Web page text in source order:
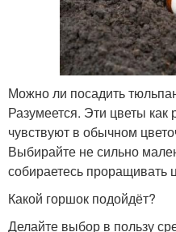
Можно ли посадить
Разумеется. Эти цветы как
чувствуют в обычном
Выбирайте не сильно
собираетесь проращивать
Какой горшок подойдёт?
Делайте выбор в пользу